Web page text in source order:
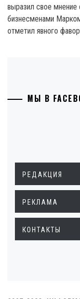
выразил свое
бизнесменами
отметил явного
МЫ В
РЕДАКЦИЯ
РЕКЛАМА
КОНТАКТЫ